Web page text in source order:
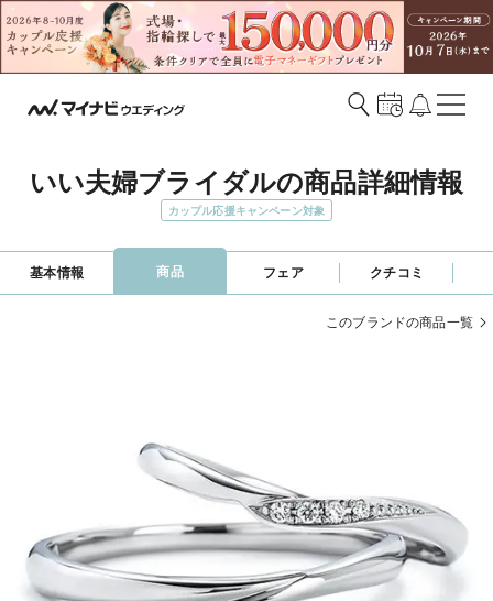
いい夫婦ブライダルの商品詳細情報
カップル応援キャンペーン対象
基本情報 商品 フェア クチコミ
このブランドの商品一覧